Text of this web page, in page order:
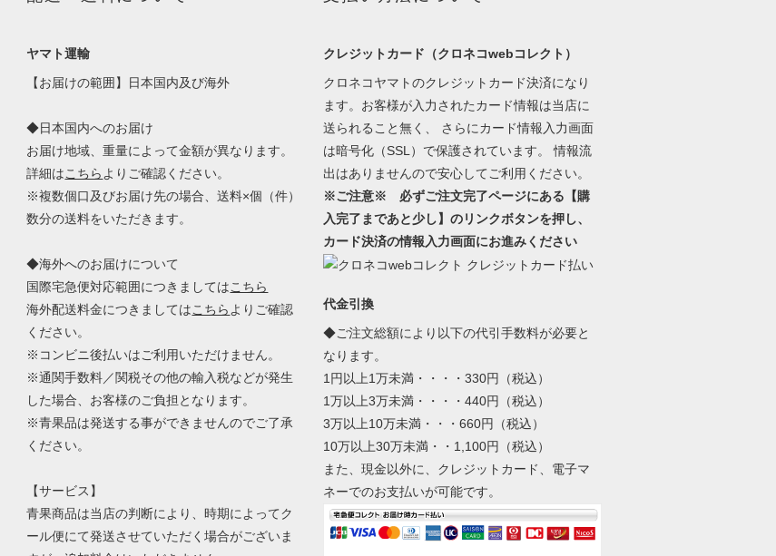
ヤマト運輸
【お届けの範囲】日本国内及び海外
◆日本国内へのお届け
お届け地域、重量によって金額が異なります。
詳細はこちら よりご確認ください。
※複数個口及びお届け先の場合、送料×個（件）
数分の送料をいただきます。
◆海外へのお届けについて
国際宅急便対応範囲につきましてはこちら
海外配送料金につきましてはこちら よりご確認
ください。
※コンビニ後払いはご利用いただけません。
※通関手数料／関税その他の輸入税などが発生
した場合、お客様のご負担となります。
※青果品は発送する事ができませんのでご了承
ください。
【サービス】
青果商品は当店の判断により、時期によってク
ール便にて発送させていただく場合がございま
クレジットカード（クロネコwebコレクト）
クロネコヤマトのクレジットカード決済になり
ます。お客様が入力されたカード情報は当店に
送られること無く、 さらにカード情報入力画面
は暗号化（SSL）で保護されています。 情報流
出はありませんので安心してご利用ください。
※ご注意※ 必ずご注文完了ページにある【購
入完了まであと少し】のリンクボタンを押し、
カード決済の情報入力画面にお進みください
代金引換
◆ご注文総額により以下の代引手数料が必要と
なります。
1円以上1万未満・・・・330円（税込）
1万以上3万未満・・・・440円（税込）
3万以上10万未満・・・660円（税込）
10万以上30万未満・・1,100円（税込）
また、現金以外に、クレジットカード、電子マ
ネーでのお支払いが可能です。